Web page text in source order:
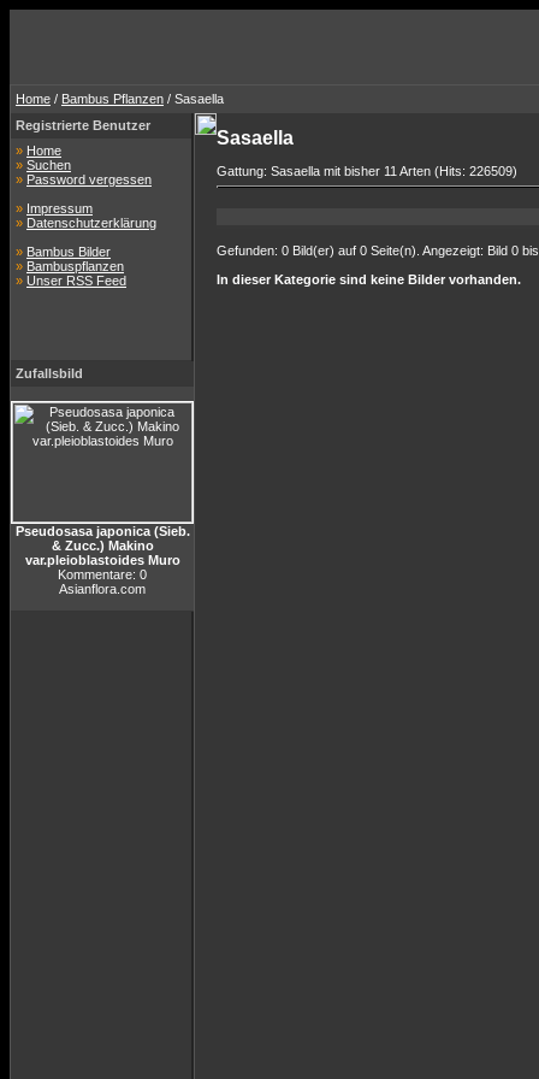
Home / Bambus Pflanzen / Sasaella
Registrierte Benutzer
» Home
» Suchen
» Password vergessen
» Impressum
» Datenschutzerklärung
» Bambus Bilder
» Bambuspflanzen
» Unser RSS Feed
Zufallsbild
Pseudosasa japonica (Sieb.
& Zucc.) Makino
var.pleioblastoides Muro
Kommentare: 0
Asianflora.com
Sasaella
Gattung: Sasaella mit bisher 11 Arten (Hits: 226509)
Gefunden: 0 Bild(er) auf 0 Seite(n). Angezeigt: Bild 0
In dieser Kategorie sind keine Bilder vorhanden.